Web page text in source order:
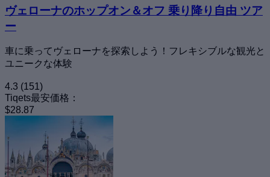
ヴェローナのホップオン＆オフ 乗り降り自由 ツア
ー
車に乗ってヴェローナを探索しよう！フレキシブルな観光と
ユニークな体験
4.3 (151)
Tiqets最安価格：
$28.87